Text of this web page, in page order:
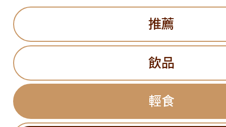
推薦
飲品
輕食